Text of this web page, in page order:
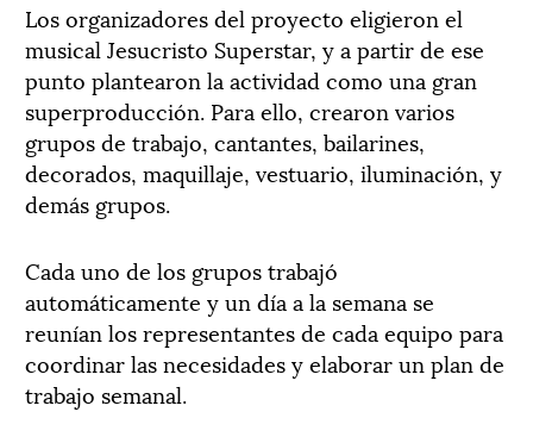
Los organizadores del proyecto eligieron el
musical Jesucristo Superstar, y a partir de ese
punto plantearon la actividad como una gran
superproducción. Para ello, crearon varios
grupos de trabajo, cantantes, bailarines,
decorados, maquillaje, vestuario, iluminación, y
demás grupos.
Cada uno de los grupos trabajó
automáticamente y un día a la semana se
reunían los representantes de cada equipo para
coordinar las necesidades y elaborar un plan de
trabajo semanal.